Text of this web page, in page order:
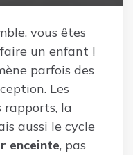
vous êtes
un enfant !
parfois des
Les
rapports, la
aussi le cycle
enceinte, pas